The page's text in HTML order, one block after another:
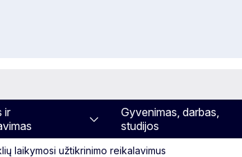
ir
Gyvenimas, darbas,
studijos
laikymosi užtikrinimo reikalavimus